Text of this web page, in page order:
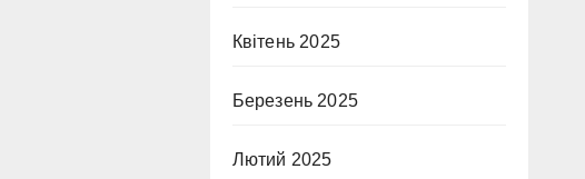
Квітень 2025
Березень 2025
Лютий 2025